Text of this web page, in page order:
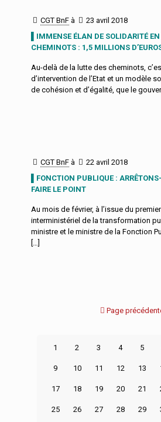
CGT BnF à
23 avril 2018
▌IMMENSE ÉLAN DE SOLIDARITÉ EN
CHEMINOTS : 1,5 MILLIONS
Au-delà de la lutte des cheminots,
d’intervention de l’Etat et un modèle
de cohésion et d’égalité, que le
CGT BnF à
22 avril 2018
▌FONCTION PUBLIQUE :
FAIRE LE POINT
Au mois de février, à l’issue du
interministériel de la transformation
ministre et le ministre de la Fonction
[…]
Page
1 2 3 4 5
9 10 11 12 13
17 18 19 20 21
25 26 27 28 29